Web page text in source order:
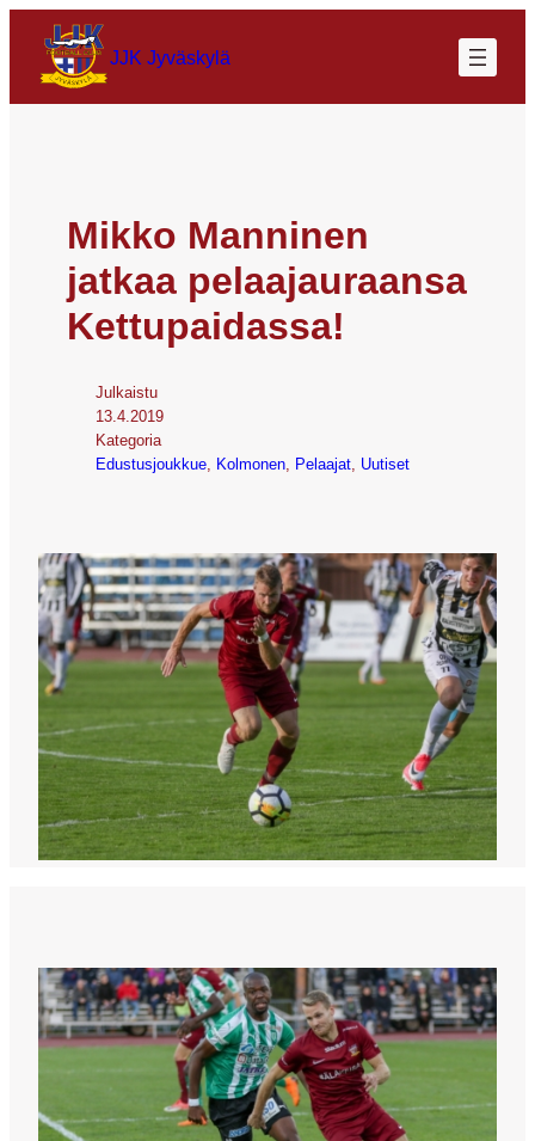
JJK Jyväskylä
Mikko Manninen
jatkaa pelaajauraansa
Kettupaidassa!
Julkaistu
13.4.2019
Kategoria
Edustusjoukkue Kolmonen Pelaajat Uutiset